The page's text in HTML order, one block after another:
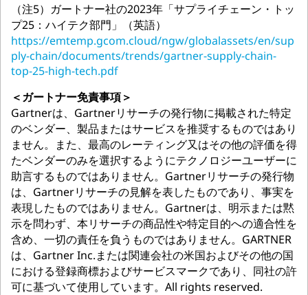
（注5）ガートナー社の2023年「サプライチェーン・トッ
プ25：ハイテク部門」（英語）
https://emtemp.gcom.cloud/ngw/globalassets/en/sup
ply-chain/documents/trends/gartner-supply-chain-
top-25-high-tech.pdf
＜ガートナー免責事項＞
Gartnerは、Gartnerリサーチの発行物に掲載された特定
のベンダー、製品またはサービスを推奨するものではあり
ません。また、最高のレーティング又はその他の評価を得
たベンダーのみを選択するようにテクノロジーユーザーに
助言するものではありません。Gartnerリサーチの発行物
は、Gartnerリサーチの見解を表したものであり、事実を
表現したものではありません。Gartnerは、明示または黙
示を問わず、本リサーチの商品性や特定目的への適合性を
含め、一切の責任を負うものではありません。GARTNER
は、Gartner Inc.または関連会社の米国およびその他の国
における登録商標およびサービスマークであり、同社の許
可に基づいて使用しています。All rights reserved.